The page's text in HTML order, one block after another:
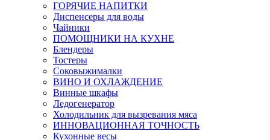
ГОРЯЧИЕ НАПИТКИ
Диспенсеры для воды
Чайники
ПОМОЩНИКИ НА КУХНЕ
Блендеры
Тостеры
Соковыжималки
ВИНО И ОХЛАЖДЕНИЕ
Винные шкафы
Ледогенератор
Холодильник для вызревания мяса
ИННОВАЦИОННАЯ ТОЧНОСТЬ
Кухонные весы